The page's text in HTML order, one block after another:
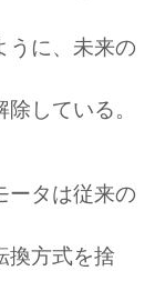
うに、未来の
している。
ータは従来の
換方式を捨